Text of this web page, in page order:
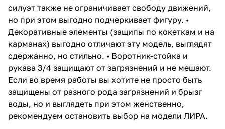
силуэт также не ограничивает свободу движений,
но при этом выгодно подчеркивает фигуру. •
Декоративные элементы (защипы по кокеткам и на
карманах) выгодно отличают эту модель, выглядят
сдержанно, но стильно. • Воротник-стойка и
рукава 3/4 защищают от загрязнений и не мешают.
Если во время работы вы хотите не просто быть
защищены от разного рода загрязнений и брызг
воды, но и выглядеть при этом женственно,
рекомендуем остановить выбор на модели ЛИРА.